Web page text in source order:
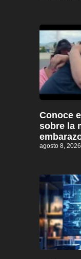
Conoce
sobre la
agosto 8, 2026